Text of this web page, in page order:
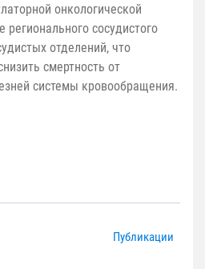
онкологической
сосудистого
отделений, что
смертность от
системы кровообращения.
Публикации